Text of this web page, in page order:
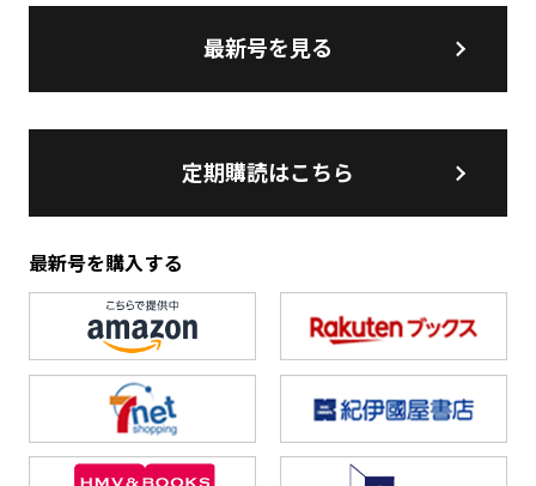
最新号を見る
定期購読はこちら
最新号を購入する